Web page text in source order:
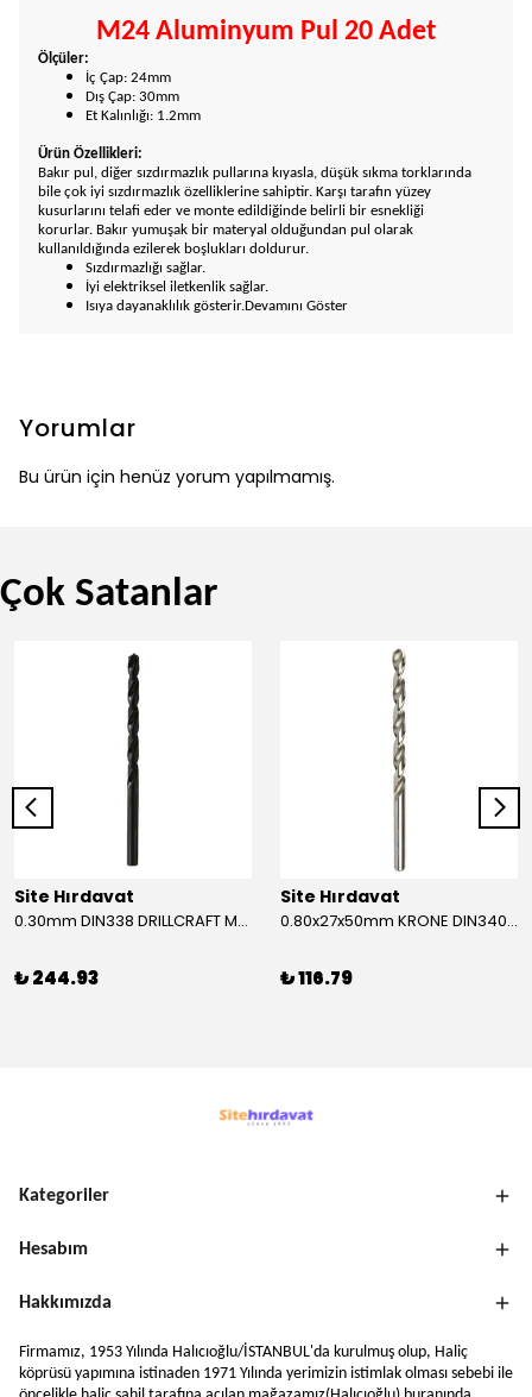
M24 Aluminyum Pul 20 Adet
Ölçüler:
İç Çap: 24mm
Dış Çap: 30mm
Et Kalınlığı: 1.2mm
Ürün Özellikleri:
Bakır pul, diğer sızdırmazlık pullarına kıyasla, düşük sıkma torklarında
bile çok iyi sızdırmazlık özelliklerine sahiptir. Karşı tarafın yüzey
kusurlarını telafi eder ve monte edildiğinde belirli bir esnekliği
korurlar. Bakır yumuşak bir materyal olduğundan pul olarak
kullanıldığında ezilerek boşlukları doldurur.
Sızdırmazlığı sağlar.
İyi elektriksel iletkenlik sağlar.
Isıya dayanaklılık gösterir.Devamını Göster
Yorumlar
Bu ürün için henüz yorum yapılmamış.
Çok Satanlar
Site Hırdavat
0.30mm DIN338 DRILLCRAFT MATKAP UCU HSS 10 Adet
₺ 244.93
Site Hırdavat
0.80x27x50mm KRONE DIN340 UZUN MATKAP UCU HSS 10 Adet
₺ 116.79
Kategoriler
Hesabım
Hakkımızda
Firmamız, 1953 Yılında Halıcıoğlu/İSTANBUL'da kurulmuş olup, Haliç
köprüsü yapımına istinaden 1971 Yılında yerimizin istimlak olması sebebi ile